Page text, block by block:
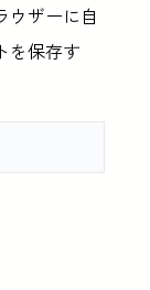
ウザーに自
を保存す